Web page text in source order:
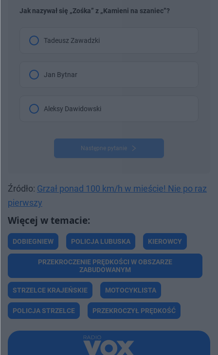
Jak nazywał się „Zośka” z „Kamieni na szaniec”?
Tadeusz Zawadzki
Jan Bytnar
Aleksy Dawidowski
Następne pytanie
Źródło: Grzał ponad 100 km/h w mieście! Nie po raz
pierwszy
DOBIEGNIEW POLICJA LUBUSKA KIEROWCY
PRZEKROCZENIE PRĘDKOŚCI W OBSZARZE
ZABUDOWANYM
STRZELCE KRAJEŃSKIE MOTOCYKLISTA
POLICJA STRZELCE PRZEKROCZYŁ PRĘDKOŚĆ